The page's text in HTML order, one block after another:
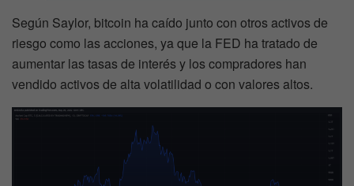
Según Saylor, bitcoin ha caído junto con otros activos de
riesgo como las acciones, ya que la FED ha tratado de
aumentar las tasas de interés y los compradores han
vendido activos de alta volatilidad o con valores altos.